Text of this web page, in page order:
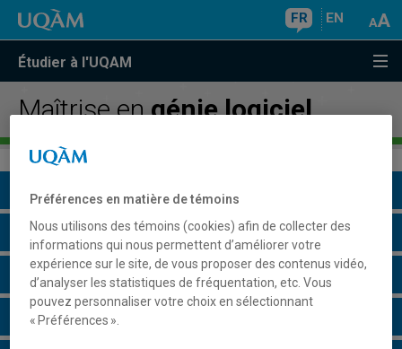
FR EN
Étudier à l'UQAM
Maîtrise engénie logiciel
Présentation du programme
Conditions d'admission
Cours à suivre et horaires
Grille de cheminement
Préférences en matière de témoins
Nous utilisons des témoins (cookies) afin de collecter des
informations qui nous permettent d’améliorer votre
expérience sur le site, de vous proposer des contenus vidéo,
d’analyser les statistiques de fréquentation, etc. Vous
pouvez personnaliser votre choix en sélectionnant
« Préférences ».